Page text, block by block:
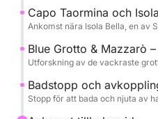
Finns med avgångar på
eftermiddagen, det är en
vänner eller små grupper
från ett unikt perspektiv.
Bränsle (1200 euro) och
Capo Taormina och
Ankomst nära Isola Bella, en av
Blue Grotto & Mazzarò
Utforskning av de vackraste
Badstopp och
Stopp för att bada och njuta av